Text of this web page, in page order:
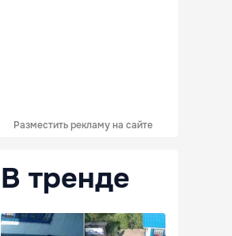
Разместить рекламу на сайте
В тренде